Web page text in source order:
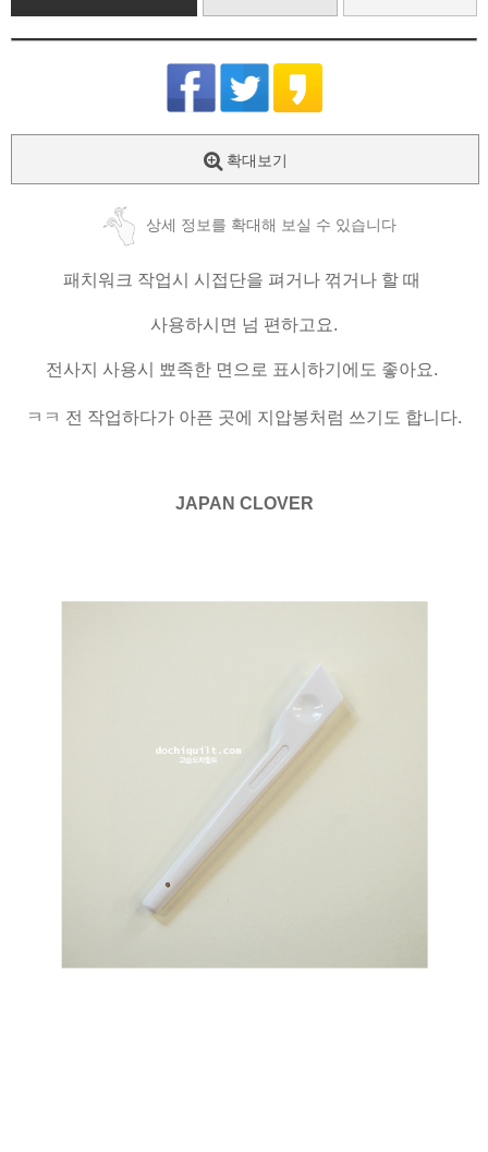
확대보기
상세 정보를 확대해 보실 수 있습니다
패치워크 작업시 시접단을 펴거나 꺾거나 할 때
사용하시면 넘 편하고요.
전사지 사용시 뾰족한 면으로 표시하기에도 좋아요.
ㅋㅋ 전 작업하다가 아픈 곳에 지압봉처럼 쓰기도 합니다.
JAPAN CLOVER